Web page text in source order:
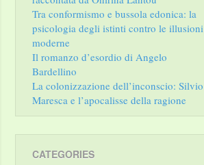
Tra conformismo e bussola edonica: la
psicologia degli istinti contro le illusioni
moderne
Il romanzo d’esordio di Angelo
Bardellino
La colonizzazione dell’inconscio: Silvio
Maresca e l’apocalisse della ragione
CATEGORIES